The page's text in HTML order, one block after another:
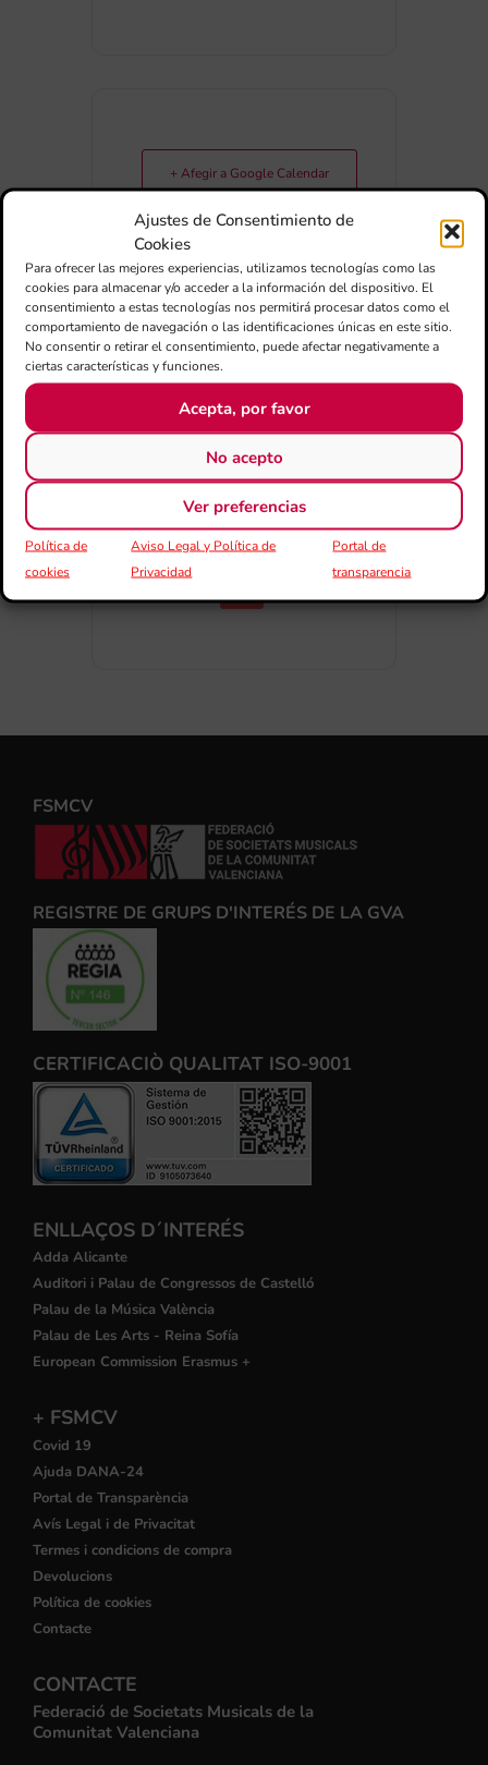
Ajustes de Consentimiento de
Cookies
Para ofrecer las mejores experiencias, utilizamos tecnologías como las
cookies para almacenar y/o acceder a la información del dispositivo. El
consentimiento a estas tecnologías nos permitirá procesar datos como el
comportamiento de navegación o las identificaciones únicas en este sitio.
No consentir o retirar el consentimiento, puede afectar negativamente a
ciertas características y funciones.
Acepta, por favor
No acepto
Ver preferencias
Política de
cookies
Aviso Legal y Política de
Privacidad
Portal de
transparencia
+ Afegir a Google Calendar
Exportar + iCal / Outlook
COMPARTIR
ESDEVENIMENT
FSMCV
REGISTRE DE GRUPS D'INTERÉS DE LA GVA
CERTIFICACIÒ QUALITAT ISO-9001
ENLLAÇOS D´INTERÉS
Adda Alicante
Auditori i Palau de Congressos de Castelló
Palau de la Música València
Palau de Les Arts - Reina Sofía
European Commission Erasmus +
+ FSMCV
Covid 19
Ajuda DANA-24
Portal de Transparència
Avís Legal i de Privacitat
Termes i condicions de compra
Devolucions
Política de cookies
Contacte
CONTACTE
Federació de Societats Musicals de la
Comunitat Valenciana